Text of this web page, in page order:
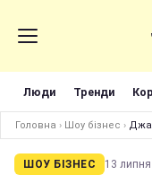
Люди Тренди
Головна › Шоу бізнес ›
ШОУ БІЗНЕС 13